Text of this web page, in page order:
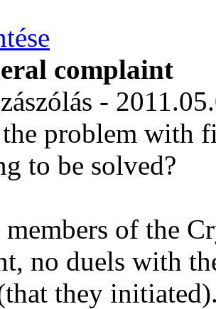
complaint
-
problem with
to be solved?
of the
no duels with
they